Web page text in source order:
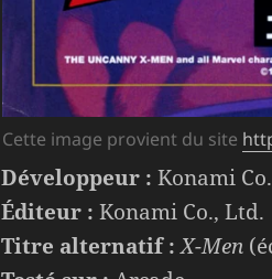
Cette image provient du site
Développeur : Konami
Éditeur : Konami Co., Ltd.
Titre alternatif : X-Men